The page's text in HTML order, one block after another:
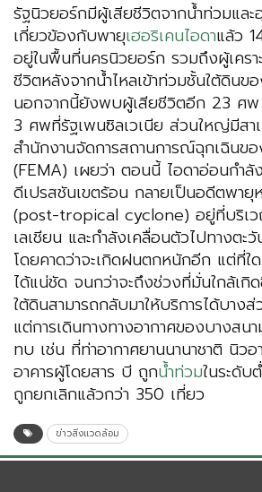
รัฐนิวยอร์กมีผู้เสียชีวิตจากน้ำท่วมแล
เกี่ยวข้องกับพายุเฮอริเคนไอดาแล้ว
อยู่ในพื้นที่นครนิวยอร์ก รวมถึงผู้เครา
ชีวิตหลังจากน้ำไหลเข้าท่วมชั้นใต้ดินข
นอกจากนี้ยังพบผู้เสียชีวิตอีก 23 ศพ
3 ศพที่รัฐเพนซิลเวเนีย ส่วนใหญ่มีสา
สำนักงานจัดการสถานการณ์ฉุกเฉินข
(FEMA) เผยว่า ตอนนี้ ไอดาอ่อนกำลั
ดีเปรสชันเขตร้อน กลายเป็นอดีตพายุ
(post-tropical cyclone) อยู่ที่บริเว
เลเชียน และกำลังเคลื่อนตัวไปทางตะ
โดยคาดว่าจะเกิดฝนตกหนักอีก แต่ที่ใ
ได้แน่ชัด จนกว่าจะถึงช่วงที่มั่นใกล้เกิ
ใต้ดินสามารถกลับมาให้บริการได้บา
แต่การเดินทางทางอากาศของบางสน
ทบ เช่น ที่ท่าอากาศยานนานาชาติ นิว
อาคารผู้โดยสาร บี ถูกน้ำท่วมในระดับ
ถูกยกเลิกแล้วกว่า 350 เที่ยว
ข่าวสิ่งแวดล้อม